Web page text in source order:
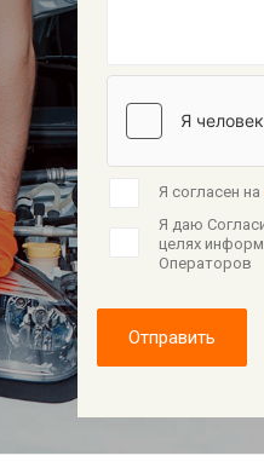
Я согласен на
Я даю
целях
Операторов
Отправить